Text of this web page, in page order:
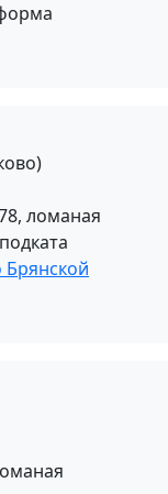
ломаная
Брянской